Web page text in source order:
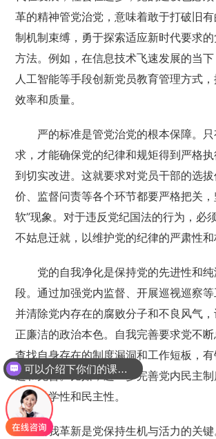
革的精神管党治党，意味着敢于打破旧
制机制束缚，勇于探索适应新时代要求
方法。例如，在信息技术飞速发展的当下
人工智能等手段创新党员教育管理方式
效率和质量。
严的标准是管党治党的根本保障。
求，才能确保党的纪律和规矩得到严格
到切实改进。这就要求对党员干部的选
价、监督问责等各个环节都要严格把关
软”现象。对于违反党纪国法的行为，必
不姑息迁就，以维护党的纪律的严肃性和
党的自我净化是保持党的先进性和
段。通过加强党内监督、开展巡视巡察
并清除党内存在的腐败分子和不良风气
正廉洁的政治本色。自我完善要求党不断
查找自身存在的制度漏洞和工作短板，
进和完善。比如，进一步完善党内民主制
策的科学性和民主性。
自我革新是党保持生机与活力的关键